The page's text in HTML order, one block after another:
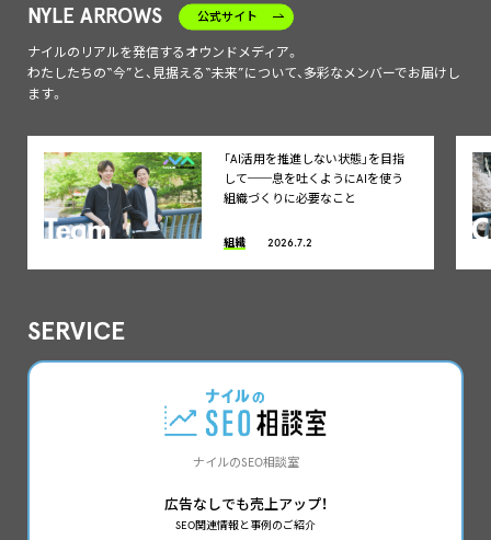
NYLE ARROWS 公式サイト
ナイルのリアルを発信するオウンドメディア。
わたしたちの“今”と、見据える“未来”について、多彩なメンバーでお届けし
ます。
「AI活用を推進しない状態」を目指
して──息を吐くようにAIを使う
組織づくりに必要なこと
組織 2026.7.2
SERVICE
ナイルのSEO相談室
広告なしでも売上アップ！
SEO関連情報と事例のご紹介